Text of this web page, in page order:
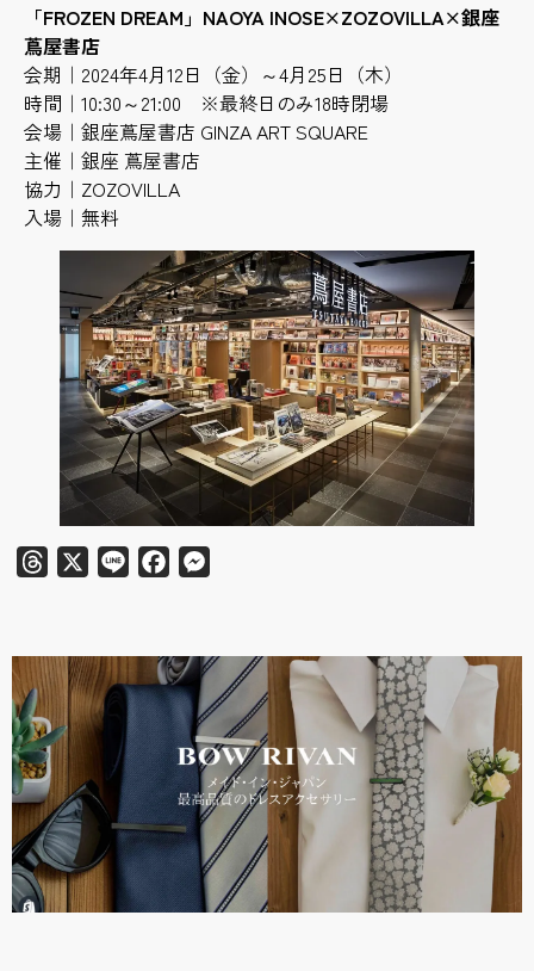
「FROZEN DREAM」NAOYA INOSE×ZOZOVILLA×銀座
蔦屋書店
会期｜2024年4月12日（金）～4月25日（木）
時間｜10:30～21:00 ※最終日のみ18時閉場
会場｜銀座蔦屋書店 GINZA ART SQUARE
主催｜銀座 蔦屋書店
協力｜ZOZOVILLA
入場｜無料
Threads Line Facebook